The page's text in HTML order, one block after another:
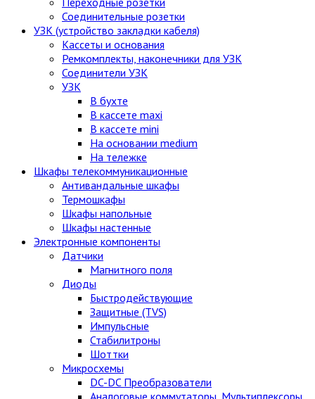
Соединительные розетки
УЗК (устройство закладки кабеля)
Кассеты и основания
Ремкомплекты, наконечники для УЗК
Соединители УЗК
УЗК
В бухте
В кассете maxi
В кассете mini
На основании medium
На тележке
Шкафы телекоммуникационные
Антивандальные шкафы
Термошкафы
Шкафы напольные
Шкафы настенные
Электронные компоненты
Датчики
Магнитного поля
Диоды
Быстродействующие
Защитные (TVS)
Импульсные
Стабилитроны
Шоттки
Микросхемы
DC-DC Преобразователи
Аналоговые коммутаторы, Мультиплексоры,